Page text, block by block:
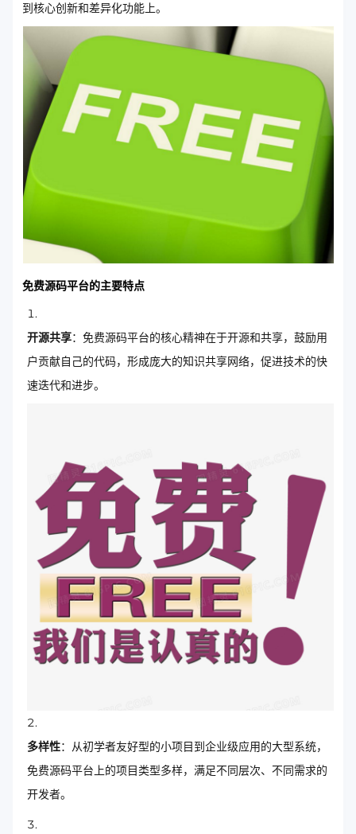
到核心创新和差异化功能上。
免费源码平台的主要特点
开源共享：免费源码平台的核心精神在于开源和共享，鼓励用
户贡献自己的代码，形成庞大的知识共享网络，促进技术的快
速迭代和进步。
多样性：从初学者友好型的小项目到企业级应用的大型系统，
免费源码平台上的项目类型多样，满足不同层次、不同需求的
开发者。